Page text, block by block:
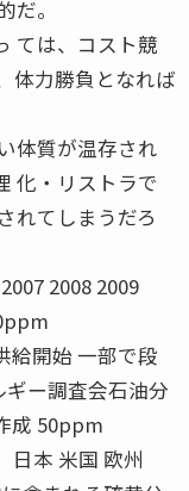
だ。
ては、コスト競
体力勝負となれば
体質が温存され
化・リストラで
れてしまうだろ
2008 2009
給開始 一部で段
ー調査会石油分
成 50ppm
日本 米国 欧州